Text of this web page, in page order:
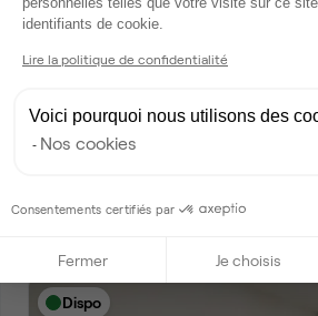
Rue Edouard Mignot, Reims
Bureau privé • coworking
1 680 € par mois
Dispo
identifiants de cookie.
Lire la politique de confidentialité
Voici pourquoi nous utilisons des
Nos cookies
Consentements certifiés par
Fermer Je choisis